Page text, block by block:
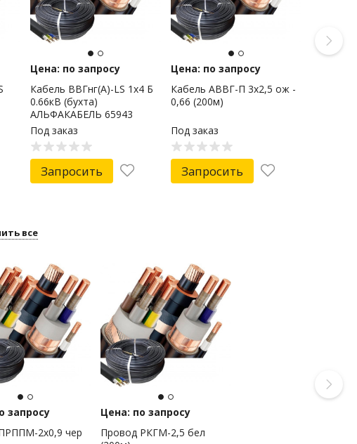
Цена: по запросу
Кабель ВВГнг(А)-LS 1х4 Б
0.66кВ (бухта)
АЛЬФАКАБЕЛЬ 65943
Под заказ
Запросить
Цена: по запросу
Кабель АВВГ-П 3х2,5 ож -
0,66 (200м)
Под заказ
Запросить
все
запросу
2х0,9 чер
Цена: по запросу
Провод РКГМ-2,5 бел